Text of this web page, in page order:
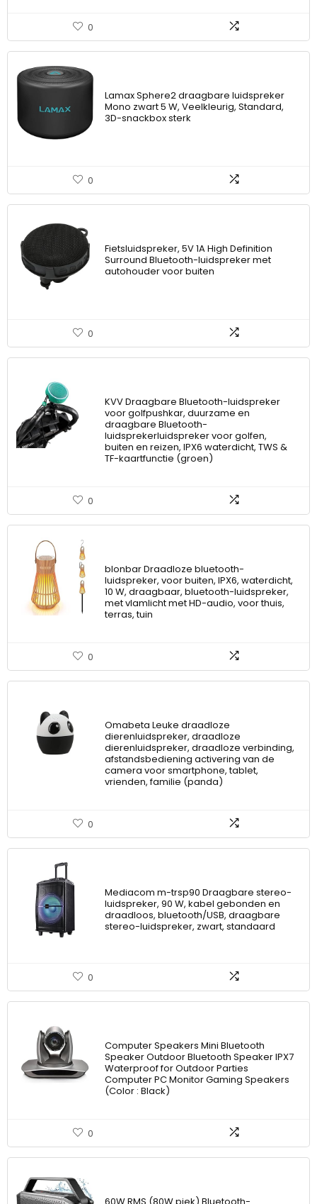
0
Lamax Sphere2 draagbare luidspreker
Mono zwart 5 W, Veelkleurig, Standard,
3D-snackbox sterk
0
Fietsluidspreker, 5V 1A High Definition
Surround Bluetooth-luidspreker met
autohouder voor buiten
0
KVV Draagbare Bluetooth-luidspreker
voor golfpushkar, duurzame en
draagbare Bluetooth-
luidsprekerluidspreker voor golfen,
buiten en reizen, IPX6 waterdicht, TWS &
TF-kaartfunctie (groen)
0
blonbar Draadloze bluetooth-
luidspreker, voor buiten, IPX6, waterdicht,
10 W, draagbaar, bluetooth-luidspreker,
met vlamlicht met HD-audio, voor thuis,
terras, tuin
0
Omabeta Leuke draadloze
dierenluidspreker, draadloze
dierenluidspreker, draadloze verbinding,
afstandsbediening activering van de
camera voor smartphone, tablet,
vrienden, familie (panda)
0
Mediacom m-trsp90 Draagbare stereo-
luidspreker, 90 W, kabel gebonden en
draadloos, bluetooth/USB, draagbare
stereo-luidspreker, zwart, standaard
0
Computer Speakers Mini Bluetooth
Speaker Outdoor Bluetooth Speaker IPX7
Waterproof for Outdoor Parties
Computer PC Monitor Gaming Speakers
(Color : Black)
0
60W RMS (80W piek) Bluetooth-